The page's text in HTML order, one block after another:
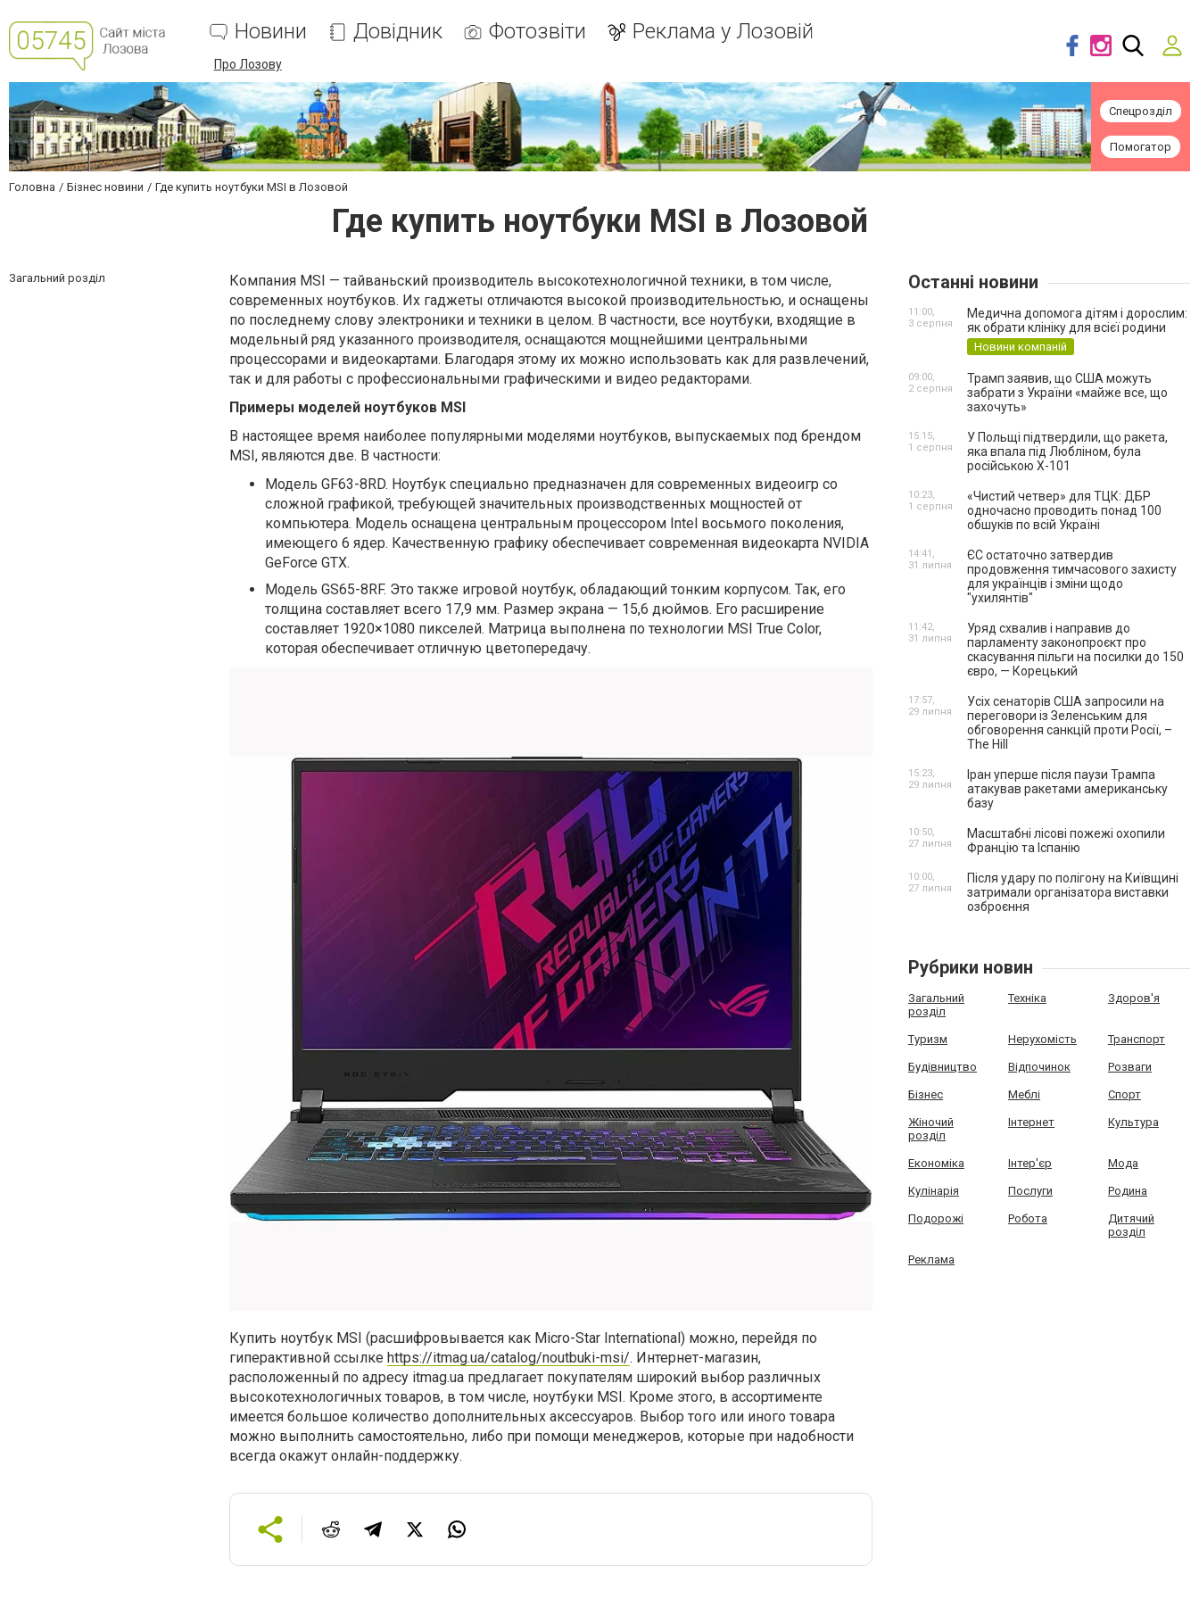
Новини Довідник Фотозвіти Реклама у Лозовій
Про Лозову
Спецрозділ
Помогатор
Головна Бізнес новини Где купить ноутбуки MSI в Лозовой
Где купить ноутбуки MSI в Лозовой
Загальний розділ
Компания MSI — тайваньский производитель высокотехнологичной техники, в том числе,
современных ноутбуков. Их гаджеты отличаются высокой производительностью, и оснащены
по последнему слову электроники и техники в целом. В частности, все ноутбуки, входящие в
модельный ряд указанного производителя, оснащаются мощнейшими центральными
процессорами и видеокартами. Благодаря этому их можно использовать как для развлечений,
так и для работы с профессиональными графическими и видео редакторами.
Примеры моделей ноутбуков MSI
В настоящее время наиболее популярными моделями ноутбуков, выпускаемых под брендом
MSI, являются две. В частности:
Модель GF63-8RD. Ноутбук специально предназначен для современных видеоигр со
сложной графикой, требующей значительных производственных мощностей от
компьютера. Модель оснащена центральным процессором Intel восьмого поколения,
имеющего 6 ядер. Качественную графику обеспечивает современная видеокарта NVIDIA
GeForce GTX.
Модель GS65-8RF. Это также игровой ноутбук, обладающий тонким корпусом. Так, его
толщина составляет всего 17,9 мм. Размер экрана — 15,6 дюймов. Его расширение
составляет 1920×1080 пикселей. Матрица выполнена по технологии MSI True Color,
которая обеспечивает отличную цветопередачу.
Купить ноутбук MSI (расшифровывается как Micro-Star International) можно, перейдя по
гиперактивной ссылке https://itmag.ua/catalog/noutbuki-msi/. Интернет-магазин,
расположенный по адресу itmag.ua предлагает покупателям широкий выбор различных
высокотехнологичных товаров, в том числе, ноутбуки MSI. Кроме этого, в ассортименте
имеется большое количество дополнительных аксессуаров. Выбор того или иного товара
можно выполнить самостоятельно, либо при помощи менеджеров, которые при надобности
всегда окажут онлайн-поддержку.
Останні новини
Медична допомога дітям і дорослим:
як обрати клініку для всієї родини
Новини компаній
11:00,
3 серпня
Трамп заявив, що США можуть
забрати з України «майже все, що
захочуть»
09:00,
2 серпня
У Польщі підтвердили, що ракета,
яка впала під Любліном, була
російською Х-101
15:15,
1 серпня
«Чистий четвер» для ТЦК: ДБР
одночасно проводить понад 100
обшуків по всій Україні
10:23,
1 серпня
ЄС остаточно затвердив
продовження тимчасового захисту
для українців і зміни щодо
"ухилянтів"
14:41,
31 липня
Уряд схвалив і направив до
парламенту законопроєкт про
скасування пільги на посилки до 150
євро, — Корецький
11:42,
31 липня
Усіх сенаторів США запросили на
переговори із Зеленським для
обговорення санкцій проти Росії, –
The Hill
17:57,
29 липня
Іран уперше після паузи Трампа
атакував ракетами американську
базу
15:23,
29 липня
Масштабні лісові пожежі охопили
Францію та Іспанію
10:50,
27 липня
Після удару по полігону на Київщині
затримали організатора виставки
озброєння
10:00,
27 липня
Рубрики новин
Загальний
розділ
Техніка Здоров'я
Туризм Нерухомість Транспорт
Будівництво Відпочинок Розваги
Бізнес Меблі Спорт
Жіночий
розділ
Інтернет Культура
Економіка Інтер'єр Мода
Кулінарія Послуги Родина
Подорожі Робота
Дитячий
розділ
Реклама